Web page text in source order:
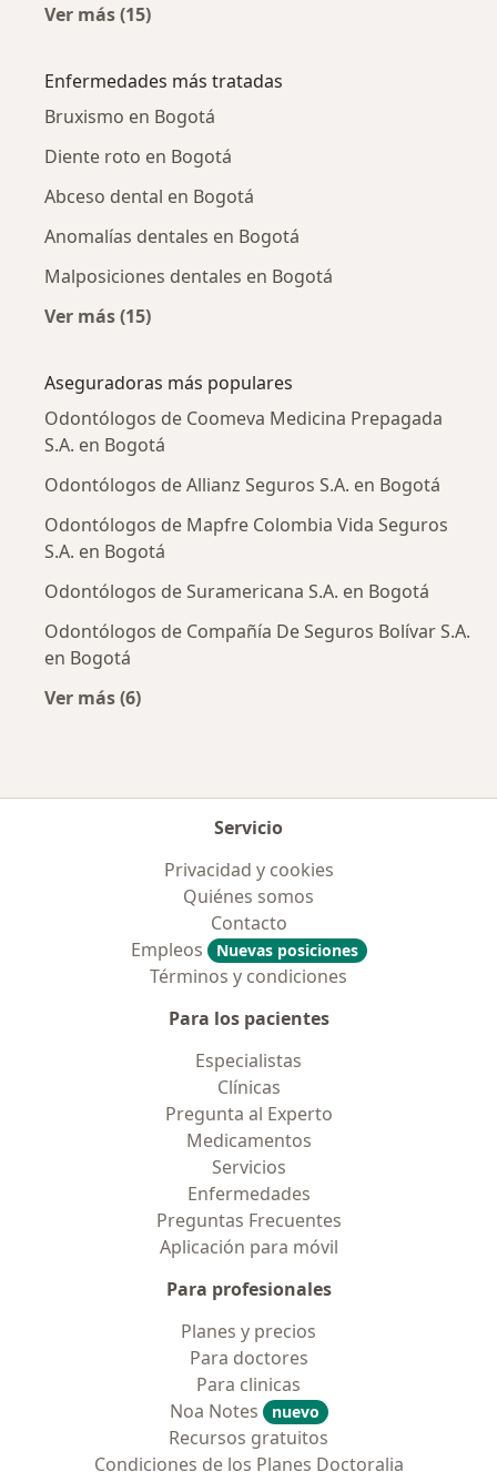
Ver más (15)
Enfermedades más tratadas
Bruxismo en Bogotá
Diente roto en Bogotá
Abceso dental en Bogotá
Anomalías dentales en Bogotá
Malposiciones dentales en Bogotá
Ver más (15)
Aseguradoras más populares
Odontólogos de Coomeva Medicina Prepagada
S.A. en Bogotá
Odontólogos de Allianz Seguros S.A. en Bogotá
Odontólogos de Mapfre Colombia Vida Seguros
S.A. en Bogotá
Odontólogos de Suramericana S.A. en Bogotá
Odontólogos de Compañía De Seguros Bolívar S.A.
en Bogotá
Ver más (6)
Servicio
Privacidad y cookies
Quiénes somos
Contacto
Empleos
Nuevas posiciones
Términos y condiciones
Para los pacientes
Especialistas
Clínicas
Pregunta al Experto
Medicamentos
Servicios
Enfermedades
Preguntas Frecuentes
Aplicación para móvil
Para profesionales
Planes y precios
Para doctores
Para clinicas
Noa Notes
nuevo
Recursos gratuitos
Condiciones de los Planes Doctoralia